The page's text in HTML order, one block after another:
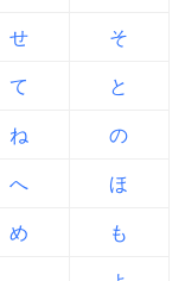
せ そ
て と
ね の
へ ほ
め も